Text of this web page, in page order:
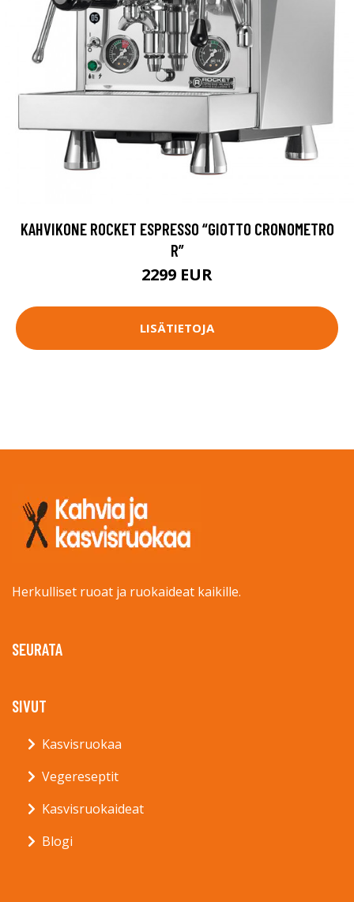
KAHVIKONE ROCKET ESPRESSO “GIOTTO CRONOMETRO
R”
2299 EUR
LISÄTIETOJA
Herkulliset ruoat ja ruokaideat kaikille.
SEURATA
SIVUT
Kasvisruokaa
Vegereseptit
Kasvisruokaideat
Blogi